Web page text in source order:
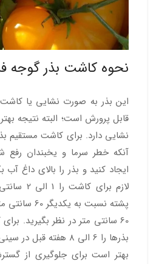
نحوه کاشت بذر گوجه
این بذر به صورت نشایی یا
قابل پرورش است؛ البته نتیجه
نشایی دارد. برای کاشت مستقیم
آنکه خطر سرما و یخبندان رفع
ایجاد کنید و بذر را بالای داغ آب
لازم
پشته نسبت به
60 سانتی متر در نظر بگیرید.
بذرها را 6 الی 8 هفته
بهتر است برای جلوگیری از